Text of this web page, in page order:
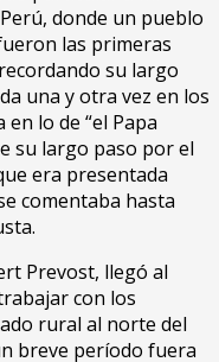
donde un pueblo
las primeras
su largo
una y otra vez en los
lo de “el Papa
su largo paso por el
era presentada
comentaba hasta
Prevost, llegó al
con los
rural al norte del
breve período fuera